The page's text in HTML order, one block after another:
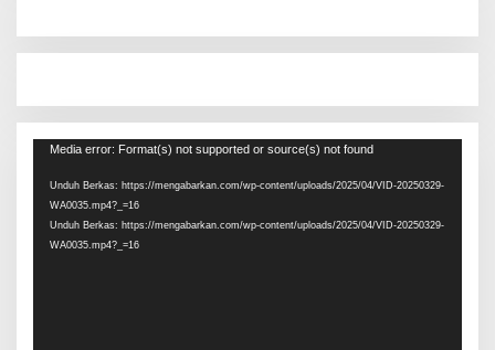
Pemutar
Media error: Format(s) not supported or source(s) not found
Unduh Berkas: https://mengabarkan.com/wp-content/uploads/2025/04/VID-20250329-
WA0035.mp4?_=16
Unduh Berkas: https://mengabarkan.com/wp-content/uploads/2025/04/VID-20250329-
WA0035.mp4?_=16